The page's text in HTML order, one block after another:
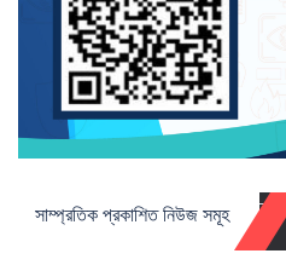
সাম্প্রতিক প্রকাশিত নিউজ সমূহ